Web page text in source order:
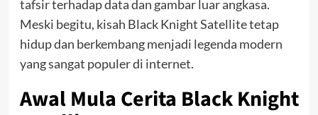
tafsir terhadap data dan gambar luar angkasa.
Meski begitu, kisah Black Knight Satellite tetap
hidup dan berkembang menjadi legenda modern
yang sangat populer di internet.
Awal Mula Cerita Black Knight